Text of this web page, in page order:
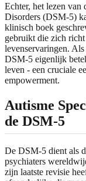
Echter, het lezen
Disorders (DSM-5)
klinisch boek
gebruikt die zich
levenservaringen.
DSM-5 eigenlijk
leven - een cruciale
empowerment.
Autisme
de DSM-5
De DSM-5 dient als
psychiaters
zijn laatste revisie